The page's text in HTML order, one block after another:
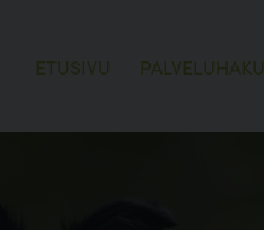
ETUSIVU PALVELUHAKU